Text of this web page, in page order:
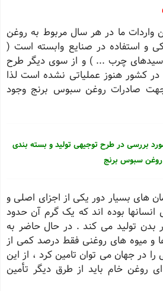
واردات ما در هر سال مربوط به روغن
و استفاده در صنایع وابسته است (
چرب ... ) و از سوی دیگر طرح
کشور هنوز عملیاتی نشده است لذا
صادرات روغن سبوس برنج وجود
بررسی در طرح توجیهی تولید و بسته بندی
روغن سبوس برنج
های بسیار دور یکی از اجزای اصلی و
بوده اند که یک گرم آن حدود
در بدن تولید می کند . در حال حاضر به
و میوه های روغنی فقط درصد کمی از
در جهان می توان تامین کرد ، از این
روغن خام باید از طرق دیگر تأمین